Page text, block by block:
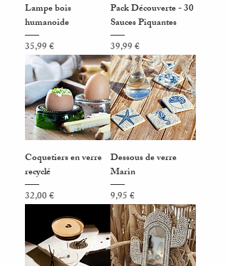
Lampe bois
humanoide
Prix
35,99 €
Pack Découverte - 30
Sauces Piquantes
Prix
39,99 €
Coquetiers en verre
recyclé
Prix
32,00 €
Dessous de verre
Marin
Prix
9,95 €